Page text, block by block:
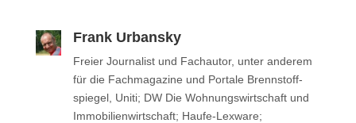
Frank Urbansky
Freier Jour­na­list und Fach­au­tor, unter anderem
für die Fach­ma­ga­zine und Portale Brenn­stoff­
spie­gel, Uniti; DW Die Woh­nungs­wirt­schaft und
Immo­bi­li­en­wirt­schaft; Haufe-Lexware;